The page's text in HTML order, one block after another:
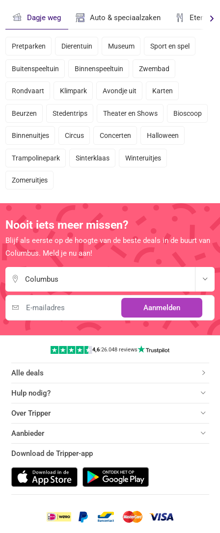
Dagje weg Auto & speciaalzaken Eten &
Pretparken Dierentuin Museum Sport en spel
Buitenspeeltuin Binnenspeeltuin Zwembad
Rondvaart Klimpark Avondje uit Karten
Beurzen Stedentrips Theater en Shows Bioscoop
Binnenuitjes Circus Concerten Halloween
Trampolinepark Sinterklaas Winteruitjes
Zomeruitjes
Nooit iets meer missen?
Blijf als eerste op de hoogte van de beste deals in de buurt van
Columbus. Meld je nu aan!
Columbus
Aanmelden
4,6|26.048 reviews
Alle deals
Hulp nodig?
Over Tripper
Aanbieder
Download de Tripper-app